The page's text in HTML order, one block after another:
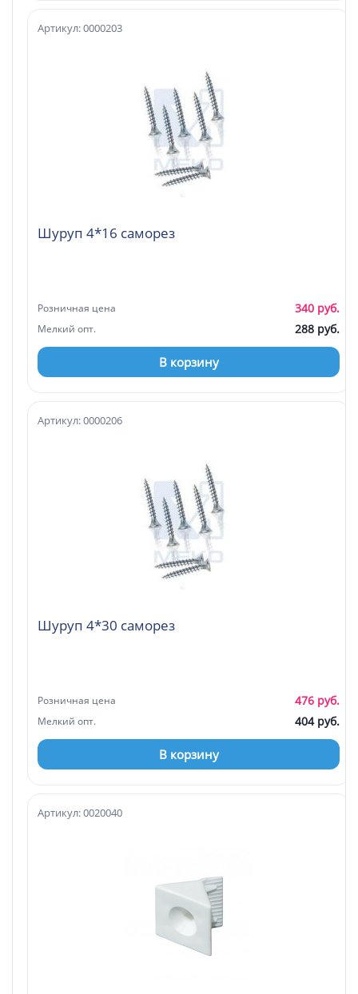
Шуруп 4*16 саморез
Артикул: 0000203
Розничная цена 340 руб.
Мелкий опт. 288 руб.
В корзину
Шуруп 4*30 саморез
Артикул: 0000206
Розничная цена 476 руб.
Мелкий опт. 404 руб.
В корзину
Артикул: 0020040